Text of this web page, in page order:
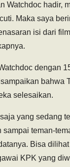
Watchdoc hadir,
Maka saya
isi dari
dengan
bahwa
selesaikan.
yang sedang
teman-
Bisa
KPK yang